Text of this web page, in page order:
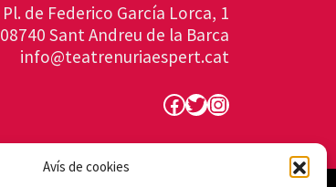
Avís de cookies
Pl. de Federico García Lorca, 1
08740 Sant Andreu de la Barca
info@teatrenuriaespert.cat
Facebook
Twitter
Instagram